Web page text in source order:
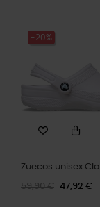
-20%
Zuecos unisex
59,90 € 47,92 €